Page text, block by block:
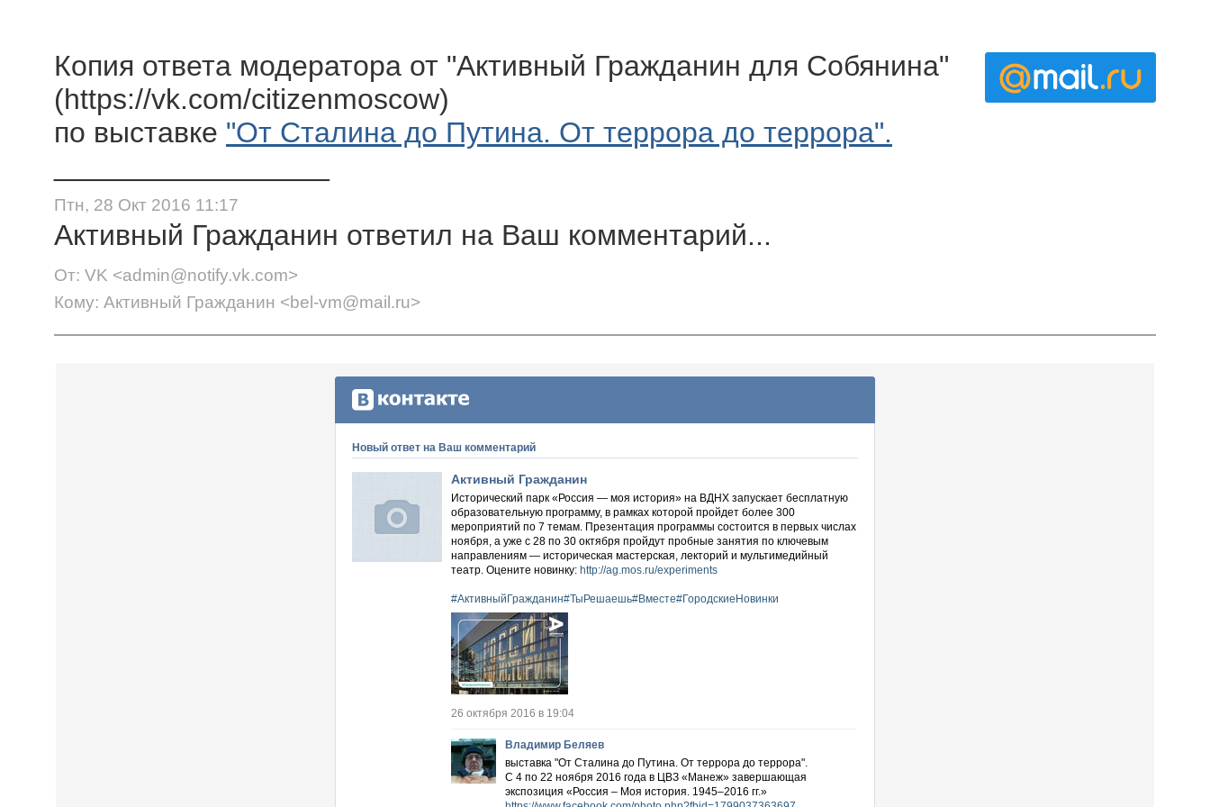
Копия ответа модератора от "Активный Гражданин для Собянина"
(https://vk.com/citizenmoscow)
по выставке "От Сталина до Путина. От террора до террора".
Птн, 28 Окт 2016 11:17
Активный Гражданин ответил на Ваш комментарий...
От: VK <admin@notify.vk.com>
Кому: Активный Гражданин <bel-vm@mail.ru>
Новый ответ на Ваш комментарий
Активный Гражданин
Исторический парк «Россия — моя история» на ВДНХ запускает бесплатную
образовательную программу, в рамках которой пройдет более 300
мероприятий по 7 темам. Презентация программы состоится в первых числах
ноября, а уже с 28 по 30 октября пройдут пробные занятия по ключевым
направлениям — историческая мастерская, лекторий и мультимедийный
театр. Оцените новинку: http://ag.mos.ru/experiments
#АктивныйГражданин#ТыРешаешь#Вместе#ГородскиеНовинки
26 октября 2016 в 19:04
Владимир Беляев
выставка "От Сталина до Путина. От террора до террора".
С 4 по 22 ноября 2016 года в ЦВЗ «Манеж» завершающая
экспозиция «Россия – Моя история. 1945–2016 гг.»